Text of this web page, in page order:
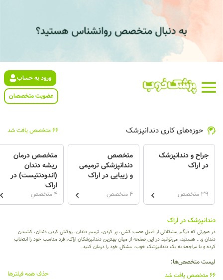
ورود به حساب
عضویت متخصصان
حوزه‌های کاری دندانپزشک 66 متخصص یافت شد
جراح و دندانپزشک
در اراک
39 متخصص
متخصص
دندانپزشکی ترمیمی
و زیبایی در اراک
4 متخصص
متخصص درمان
ریشه دندان
(اندودنتیست) در
اراک
4 متخصص
دندانپزشک در اراک
در صورتی که درگیر مشکلاتی از قبیل عصب کشی، پر کردن، ترمیم دندان، روکش کردن دندان، کشیدن
دندان و... هستید، می‌توانید در این صفحه از میان بهترین دندانپزشکان اراک، فرد مناسب خود را انتخاب
کرده و با مراجعه به یک دندانپزشک خوب، مشکل خود را درمان کنید.
لیست متخصص‌ها:
66 متخصص یافت شد
حذف همه فیلترها